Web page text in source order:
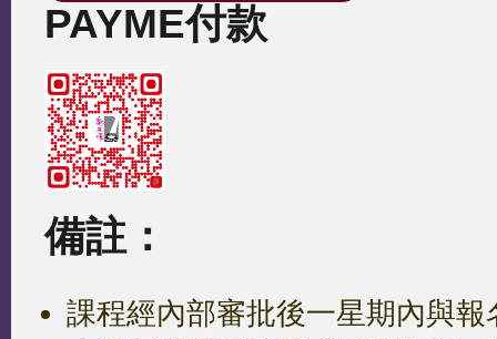
PAYME付款
備註：
課程經內部審批後一星期內與